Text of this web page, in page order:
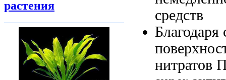
растения
средств
Благодаря
нитратов